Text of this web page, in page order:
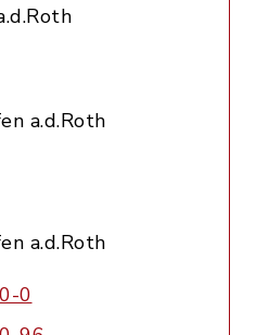
a.d.Roth
a.d.Roth
0